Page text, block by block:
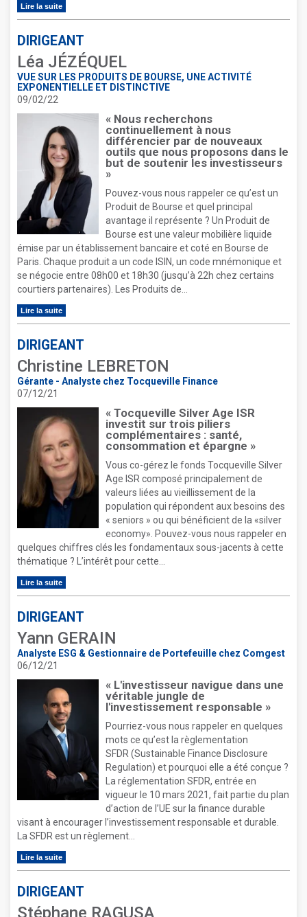
Lire la suite
DIRIGEANT
Léa JÉZÉQUEL
VUE SUR LES PRODUITS DE BOURSE, UNE ACTIVITÉ
EXPONENTIELLE ET DISTINCTIVE
09/02/22
« Nous recherchons
continuellement à nous
différencier par de nouveaux
outils que nous proposons dans le
but de soutenir les investisseurs
»
Pouvez-vous nous rappeler ce qu’est un
Produit de Bourse et quel principal
avantage il représente ? Un Produit de
Bourse est une valeur mobilière liquide
émise par un établissement bancaire et coté en Bourse de
Paris. Chaque produit a un code ISIN, un code mnémonique et
se négocie entre 08h00 et 18h30 (jusqu’à 22h chez certains
courtiers partenaires). Les Produits de...
Lire la suite
DIRIGEANT
Christine LEBRETON
Gérante - Analyste chez Tocqueville Finance
07/12/21
« Tocqueville Silver Age ISR
investit sur trois piliers
complémentaires : santé,
consommation et épargne »
Vous co-gérez le fonds Tocqueville Silver
Age ISR composé principalement de
valeurs liées au vieillissement de la
population qui répondent aux besoins des
« seniors » ou qui bénéficient de la «silver
economy». Pouvez-vous nous rappeler en
quelques chiffres clés les fondamentaux sous-jacents à cette
thématique ? L’intérêt pour cette...
Lire la suite
DIRIGEANT
Yann GERAIN
Analyste ESG & Gestionnaire de Portefeuille chez Comgest
06/12/21
« L'investisseur navigue dans une
véritable jungle de
l'investissement responsable »
Pourriez-vous nous rappeler en quelques
mots ce qu’est la règlementation
SFDR (Sustainable Finance Disclosure
Regulation) et pourquoi elle a été conçue ?
La réglementation SFDR, entrée en
vigueur le 10 mars 2021, fait partie du plan
d’action de l’UE sur la finance durable
visant à encourager l’investissement responsable et durable.
La SFDR est un règlement...
Lire la suite
DIRIGEANT
Stéphane RAGUSA